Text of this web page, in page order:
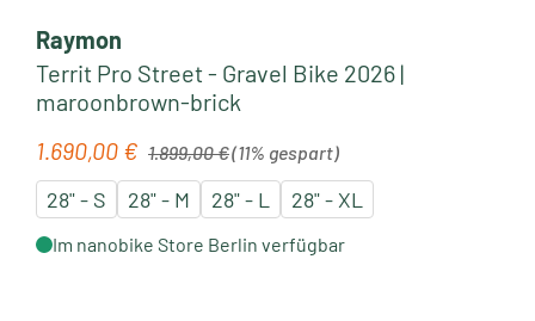
Raymon
Territ Pro Street - Gravel Bike 2026 |
maroonbrown-brick
Verkaufspreis:
1.690,00 € Regulärer Preis:
1.899,00 €(11% gespart)
28" - S 28" - M 28" - L 28" - XL
Im nanobike Store Berlin verfügbar